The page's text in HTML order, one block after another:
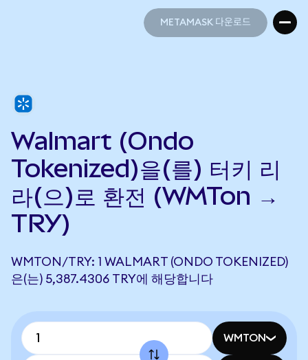
METAMASK 다운로드
Walmart (Ondo
Tokenized)을(를) 터키 리
라(으)로 환전 (WMTon →
TRY)
WMTON/TRY: 1 WALMART (ONDO TOKENIZED)
은(는) 5,387.4306 TRY에 해당합니다
WMTON